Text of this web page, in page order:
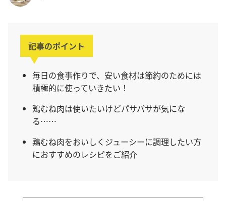
記事のポイント
毎日の食事作りで、安い食材は節約のためには
積極的に使っていきたい！
鶏むね肉は使いたいけどパサパサが気にな
る……
鶏むね肉をおいしくジューシーに調理したい方
におすすめのレシピをご紹介